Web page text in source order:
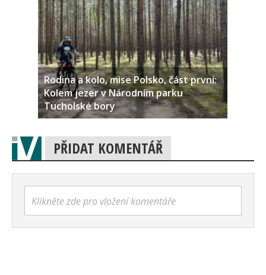
Rodina a kolo, mise Polsko, část první:
Kolem jezer v Národním parku
Tucholské bory
PŘIDAT KOMENTÁŘ
Klikněte zde pro vložení komentáře